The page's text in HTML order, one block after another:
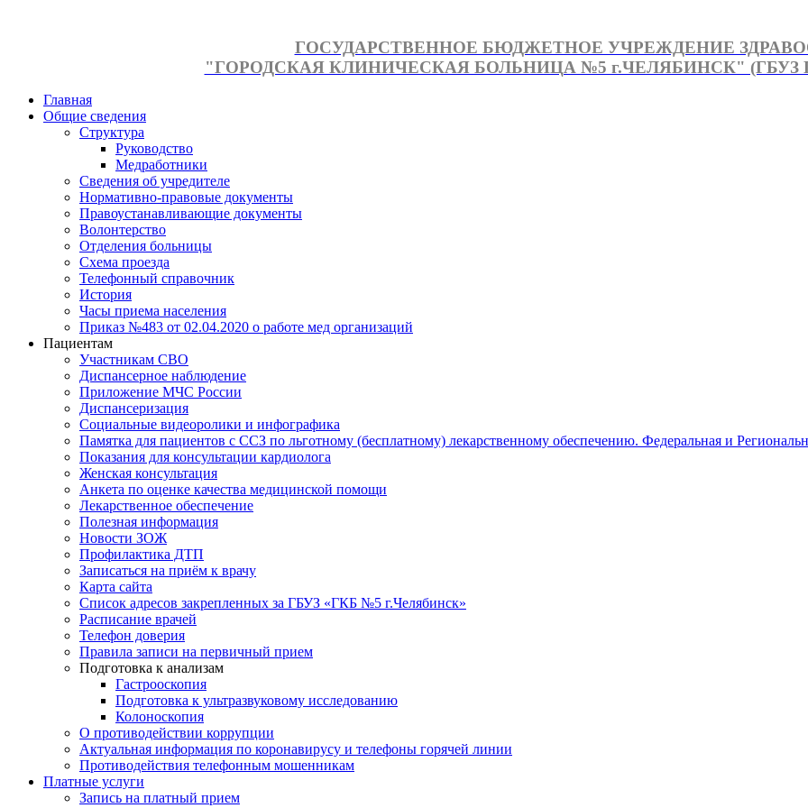
ГОСУДАРСТВЕННОЕ БЮДЖЕТНОЕ УЧРЕЖДЕНИЕ
"ГОРОДСКАЯ КЛИНИЧЕСКАЯ БОЛЬНИЦА №5 г.ЧЕЛЯБИНСК" (ГБУЗ
Главная
Общие сведения
Структура
Руководство
Медработники
Сведения об учредителе
Нормативно-правовые документы
Правоустанавливающие документы
Волонтерство
Отделения больницы
Схема проезда
Телефонный справочник
История
Часы приема населения
Приказ №483 от 02.04.2020 о работе мед организаций
Пациентам
Участникам СВО
Диспансерное наблюдение
Приложение МЧС России
Диспансеризация
Социальные видеоролики и инфографика
Памятка для пациентов с ССЗ по льготному (бесплатному) лекарственному обеспечению. Федеральная и
Показания для консультации кардиолога
Женская консультация
Анкета по оценке качества медицинской помощи
Лекарственное обеспечение
Полезная информация
Новости ЗОЖ
Профилактика ДТП
Записаться на приём к врачу
Карта сайта
Список адресов закрепленных за ГБУЗ «ГКБ №5 г.Челябинск»
Расписание врачей
Телефон доверия
Правила записи на первичный прием
Подготовка к анализам
Гастрооскопия
Подготовка к ультразвуковому исследованию
Колоноскопия
О противодействии коррупции
Актуальная информация по коронавирусу и телефоны горячей линии
Противодействия телефонным мошенникам
Платные услуги
Запись на платный прием